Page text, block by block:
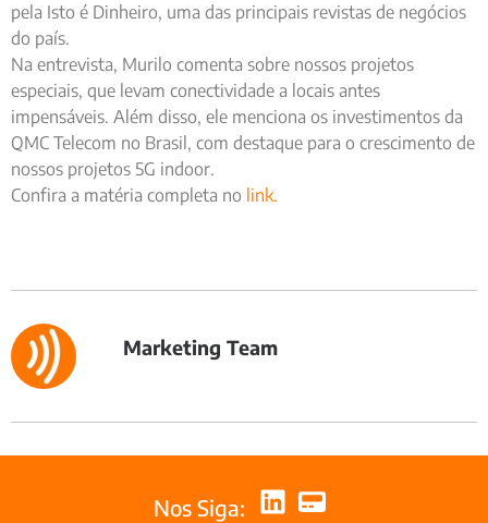
pela Isto é Dinheiro, uma das principais revistas de negócios
do país.
Na entrevista, Murilo comenta sobre nossos projetos
especiais, que levam conectividade a locais antes
impensáveis. Além disso, ele menciona os investimentos da
QMC Telecom no Brasil, com destaque para o crescimento de
nossos projetos 5G indoor.
Confira a matéria completa no link.
Marketing Team
Nos Siga: